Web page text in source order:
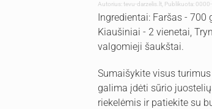
Autorius:tevu-darzelis.lt Publikuota:
Ingredientai: Faršas - 700
Kiaušiniai - 2 vienetai,
valgomieji šaukštai.
Sumaišykite visus
galima įdėti sūrio
riekelėmis ir patiekite su